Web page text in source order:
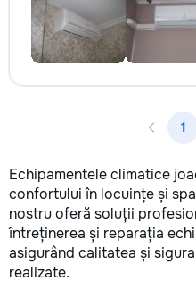
1
Echipamentele climatice
confortului în locuințe și
nostru oferă soluții
întreținerea și reparația
asigurând calitatea și
realizate.